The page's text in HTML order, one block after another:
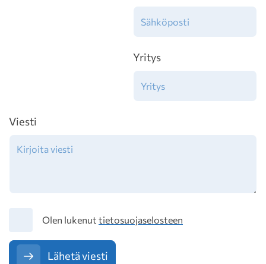
Yritys
Viesti
TietosuojaOlen lukenut tietosuojaselosteen
Lähetä viesti